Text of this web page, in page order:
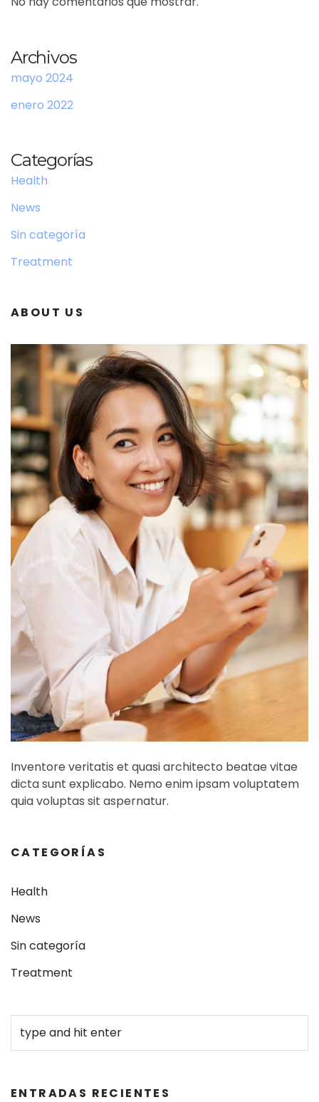
Archivos
mayo 2024
enero 2022
Categorías
Health
News
Sin categoría
Treatment
ABOUT US
Inventore veritatis et quasi architecto beatae vitae
dicta sunt explicabo. Nemo enim ipsam voluptatem
quia voluptas sit aspernatur.
CATEGORÍAS
Health
News
Sin categoría
Treatment
ENTRADAS RECIENTES